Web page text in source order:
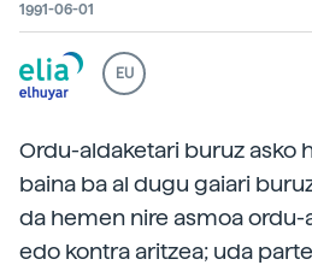
1991-06-01
EU
Ordu-aldaketari buruz asko
baina ba al dugu gaiari
da hemen nire asmoa ordu-
edo kontra aritzea; uda